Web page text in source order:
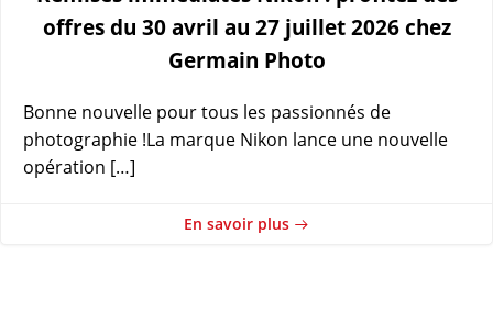
offres du 30 avril au 27 juillet 2026 chez
Germain Photo
Bonne nouvelle pour tous les passionnés de
photographie !La marque Nikon lance une nouvelle
opération […]
En savoir plus